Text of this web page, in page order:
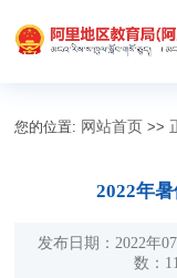
您的位置: 网站首页 >>
2022年
发布日期：2022
数：